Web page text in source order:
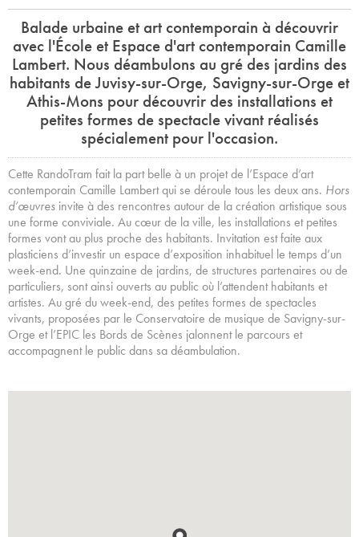
Balade urbaine et art contemporain à découvrir
avec l'École et Espace d'art contemporain Camille
Lambert. Nous déambulons au gré des jardins des
habitants de Juvisy-sur-Orge, Savigny-sur-Orge et
Athis-Mons pour découvrir des installations et
petites formes de spectacle vivant réalisés
spécialement pour l'occasion.
Cette RandoTram fait la part belle à un projet de l’Espace d’art
contemporain Camille Lambert qui se déroule tous les deux ans. Hors
d’œuvres invite à des rencontres autour de la création artistique sous
une forme conviviale. Au cœur de la ville, les installations et petites
formes vont au plus proche des habitants. Invitation est faite aux
plasticiens d’investir un espace d’exposition inhabituel le temps d’un
week-end. Une quinzaine de jardins, de structures partenaires ou de
particuliers, sont ainsi ouverts au public où l’attendent habitants et
artistes. Au gré du week-end, des petites formes de spectacles
vivants, proposées par le Conservatoire de musique de Savigny-sur-
Orge et l’EPIC les Bords de Scènes jalonnent le parcours et
accompagnent le public dans sa déambulation.